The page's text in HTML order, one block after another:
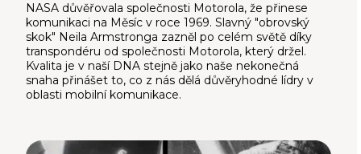
NASA důvěřovala společnosti Motorola, že přinese
komunikaci na Měsíc v roce 1969. Slavný "obrovský
skok" Neila Armstronga zazněl po celém světě díky
transpondéru od společnosti Motorola, který držel.
Kvalita je v naší DNA stejně jako naše nekonečná
snaha přinášet to, co z nás dělá důvěryhodné lídry v
oblasti mobilní komunikace.